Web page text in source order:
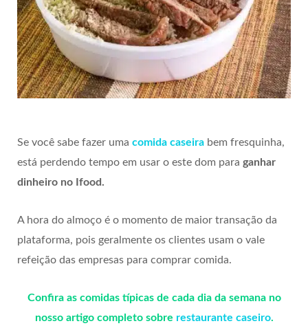
Se você sabe fazer uma comida caseira bem fresquinha,
está perdendo tempo em usar o este dom para ganhar
dinheiro no Ifood.
A hora do almoço é o momento de maior transação da
plataforma, pois geralmente os clientes usam o vale
refeição das empresas para comprar comida.
Confira as comidas típicas de cada dia da semana no
nosso artigo completo sobre restaurante caseiro.